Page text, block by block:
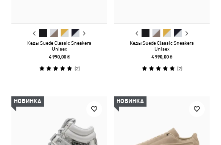
Кеды Suede Classic Sneakers
Unisex
4 990,00 ₴
(2)
Кеды Suede Classic Sneakers
Unisex
4 990,00 ₴
(2)
НОВИНКА НОВИНКА